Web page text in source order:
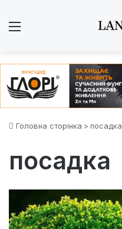
Головна сторінка > посадка
посадка